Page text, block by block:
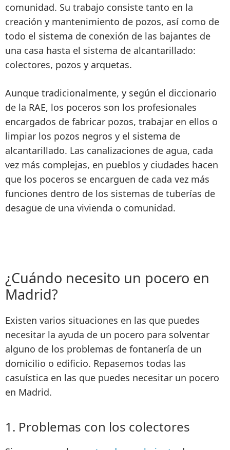
comunidad. Su trabajo consiste tanto en la
creación y mantenimiento de pozos, así como de
todo el sistema de conexión de las bajantes de
una casa hasta el sistema de alcantarillado:
colectores, pozos y arquetas.
Aunque tradicionalmente, y según el diccionario
de la RAE, los poceros son los profesionales
encargados de fabricar pozos, trabajar en ellos o
limpiar los pozos negros y el sistema de
alcantarillado. Las canalizaciones de agua, cada
vez más complejas, en pueblos y ciudades hacen
que los poceros se encarguen de cada vez más
funciones dentro de los sistemas de tuberías de
desagüe de una vivienda o comunidad.
¿Cuándo necesito un pocero en
Madrid?
Existen varios situaciones en las que puedes
necesitar la ayuda de un pocero para solventar
alguno de los problemas de fontanería de un
domicilio o edificio. Repasemos todas las
casuística en las que puedes necesitar un pocero
en Madrid.
1. Problemas con los colectores